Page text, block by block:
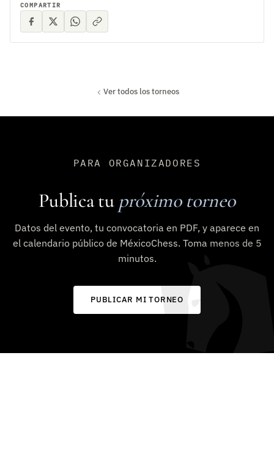
COMPARTIR
Ver todos los torneos
PARA ORGANIZADORES
Publica tu próximo torneo
Datos del evento, tu convocatoria en PDF, y aparece en
el calendario público de MéxicoChess. Toma menos de 5
minutos.
PUBLICAR MI TORNEO